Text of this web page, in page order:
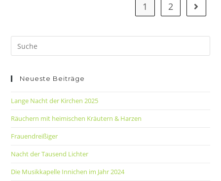
1 2
Neueste Beiträge
Lange Nacht der Kirchen 2025
Räuchern mit heimischen Kräutern & Harzen
Frauendreißiger
Nacht der Tausend Lichter
Die Musikkapelle Innichen im Jahr 2024